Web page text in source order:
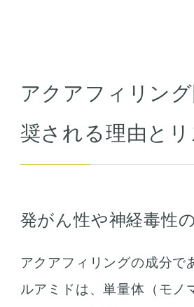
アクアフィリン
奨される理由とリ
発がん性や神経毒性
アクアフィリングの成分で
ルアミドは、単量体（モノ